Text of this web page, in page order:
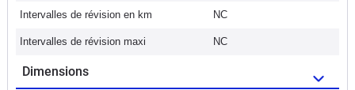
Intervalles de révision en km NC
Intervalles de révision maxi NC
Dimensions